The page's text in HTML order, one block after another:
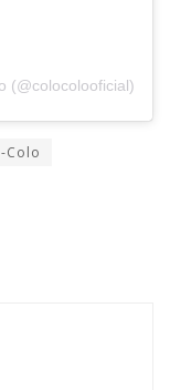
(@colocolooficial)
Colo